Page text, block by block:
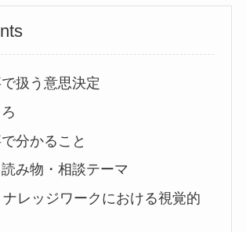
扱う意思決定
分かること
み物・相談テーマ
レッジワークにおける視覚的